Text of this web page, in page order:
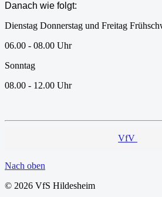
Danach wie folgt:
Dienstag Donnerstag und Freitag
06.00 - 08.00 Uhr
Sonntag
08.00 - 12.00 Uhr
VfV
Nach oben
© 2026 VfS Hildesheim